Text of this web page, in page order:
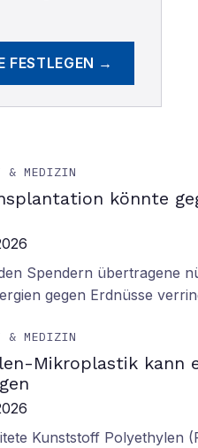
FESTLEGEN →
& MEDIZIN
könnte
Spendern übertragene
gegen Erdnüsse
& MEDIZIN
Mikroplastik kann
Kunststoff Polyethylen